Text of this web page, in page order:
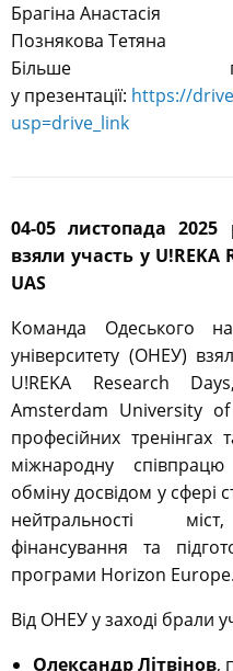
Брагіна Анастасія
Познякова Тетяна
Більше
у презентації: https://
usp=drive_link
04-05 листопада
взяли участь у
UAS
Команда Одеського
університету (ОНЕУ)
U!REKA Research
Amsterdam University
професійних тренінгах
міжнародну
обміну досвідом у сфері
нейтральності міст,
фінансування та
програми Horizon Europe.
Від ОНЕУ у заході брали
Олександр Літвінов,